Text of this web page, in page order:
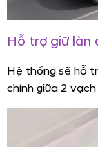
Hỗ trợ giữ làn
Hệ thống sẽ hỗ
chính giữa 2